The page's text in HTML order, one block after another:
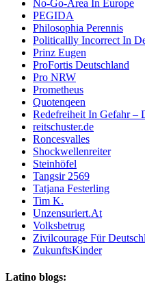
No-Go-Area In Europe
PEGIDA
Philosophia Perennis
Politicallly Incorrect In
Prinz Eugen
ProFortis Deutschland
Pro NRW
Prometheus
Quotenqeen
Redefreiheit In Gefahr –
reitschuster.de
Roncesvalles
Shockwellenreiter
Steinhöfel
Tangsir 2569
Tatjana Festerling
Tim K.
Unzensuriert.At
Volksbetrug
Zivilcourage Für
ZukunftsKinder
Latino blogs: